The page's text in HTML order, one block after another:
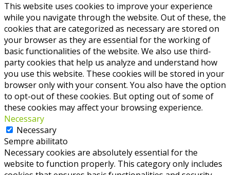
This website uses cookies to improve your experience
while you navigate through the website. Out of these, the
cookies that are categorized as necessary are stored on
your browser as they are essential for the working of
basic functionalities of the website. We also use third-
party cookies that help us analyze and understand how
you use this website. These cookies will be stored in your
browser only with your consent. You also have the option
to opt-out of these cookies. But opting out of some of
these cookies may affect your browsing experience.
Necessary
Necessary
Sempre abilitato
Necessary cookies are absolutely essential for the
website to function properly. This category only includes